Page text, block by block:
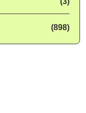
(898)